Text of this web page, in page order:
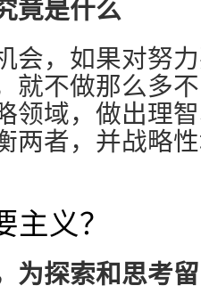
竟是什么
会，如果对努
就不做那么多
领域，做出理
两者，并战略
义？
为探索和思考